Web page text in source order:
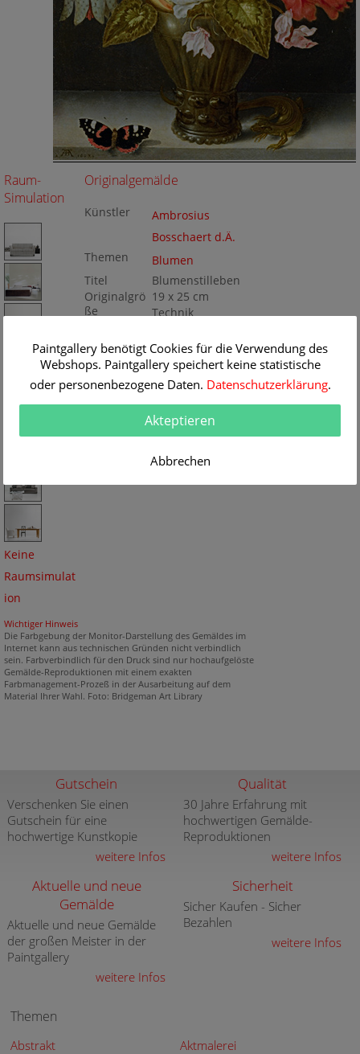
Raum-
Simulation
Keine
Raumsimulat
ion
Originalgemälde
Künstler
Ambrosius
Bosschaert d.Ä.
Themen
Blumen
Titel
Blumenstilleben
Originalgrö
ße
19 x 25 cm
Technik
Nr
BA332565
Wichtiger Hinweis
Die Farbgebung der Monitor-Darstellung des Gemäldes im
Internet kann aus technischen Gründen nicht verbindlich
sein. Farbverbindlich für den Druck sind nur hochaufgelöste
Gemälde-Reproduktionen mit einem exakten
Farbmanagement-Prozeß in der Ausarbeitung auf dem
Material Ihrer Wahl. Foto: Bridgeman Art Library
Gutschein
Verschenken Sie einen
Gutschein für eine
hochwertige Kunstkopie
weitere Infos
Qualität
30 Jahre Erfahrung mit
hochwertigen Gemälde-
Reproduktionen
weitere Infos
Aktuelle und neue
Gemälde
Aktuelle und neue Gemälde
der großen Meister in der
Paintgallery
weitere Infos
Sicherheit
Sicher Kaufen - Sicher
Bezahlen
weitere Infos
Themen
Abstrakt
Aktmalerei
Paintgallery benötigt Cookies für die Verwendung des
Webshops. Paintgallery speichert keine statistische
oder personenbezogene Daten. Datenschutzerklärung.
Akteptieren
Abbrechen